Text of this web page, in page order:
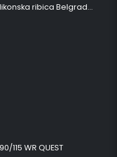
Šetač srednji NATUR silikonska ribica Belgrade Walker
115 WR QUEST